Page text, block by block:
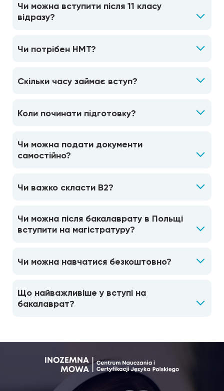
Чи можна вступити після 11 класу
відразу?
Чи потрібен НМТ?
Скільки часу займає вступ?
Коли починати підготовку?
Чи можна подати документи
самостійно?
Чи важко скласти B2?
Чи можна після бакалаврату в Польщі
вступити на магістратуру?
Чи можна навчатися безкоштовно?
Що найважливіше у вступі на
бакалаврат?